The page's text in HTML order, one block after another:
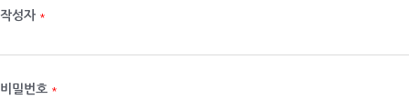
작성자 *
비밀번호 *